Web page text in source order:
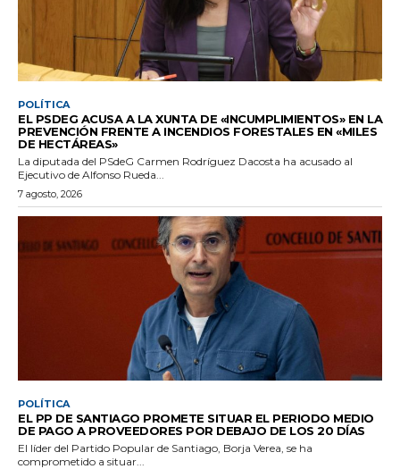
POLÍTICA
EL PSDEG ACUSA A LA XUNTA DE «INCUMPLIMIENTOS» EN LA
PREVENCIÓN FRENTE A INCENDIOS FORESTALES EN «MILES
DE HECTÁREAS»
La diputada del PSdeG Carmen Rodríguez Dacosta ha acusado al
Ejecutivo de Alfonso Rueda...
7 agosto, 2026
POLÍTICA
EL PP DE SANTIAGO PROMETE SITUAR EL PERIODO MEDIO
DE PAGO A PROVEEDORES POR DEBAJO DE LOS 20 DÍAS
El líder del Partido Popular de Santiago, Borja Verea, se ha
comprometido a situar...